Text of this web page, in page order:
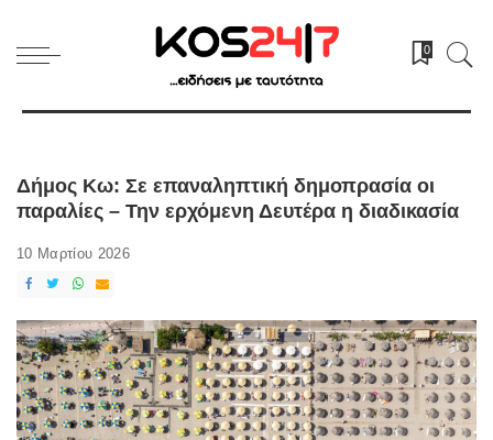
0
Δήμος Κω: Σε επαναληπτική δημοπρασία οι
παραλίες – Την ερχόμενη Δευτέρα η διαδικασία
10 Μαρτίου 2026